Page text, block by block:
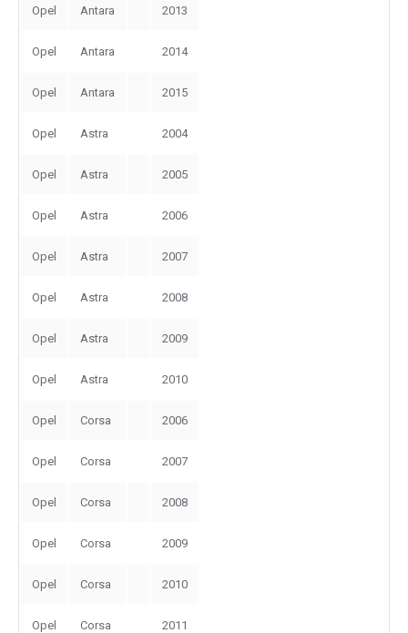
Opel Antara 2013
Opel Antara 2014
Opel Antara 2015
Opel Astra 2004
Opel Astra 2005
Opel Astra 2006
Opel Astra 2007
Opel Astra 2008
Opel Astra 2009
Opel Astra 2010
Opel Corsa 2006
Opel Corsa 2007
Opel Corsa 2008
Opel Corsa 2009
Opel Corsa 2010
Opel Corsa 2011